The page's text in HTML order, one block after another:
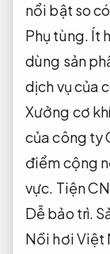
nổi bật so
Phụ tùng. Ít
dùng sản
dịch vụ của
Xưởng cơ
của công ty
điểm cộng
vực. Tiện
Dễ bảo trì.
Nồi hơi Việt